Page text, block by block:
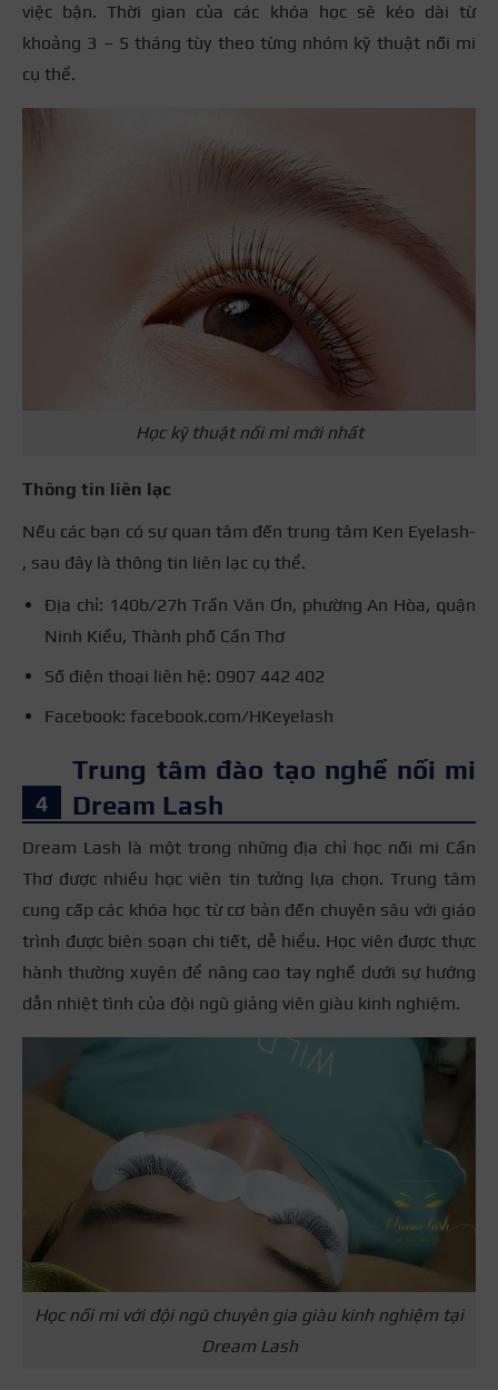
việc bận. Thời gian của các khóa học sẽ kéo dài từ
khoảng 3 – 5 tháng tùy theo từng nhóm kỹ thuật nối mi
cụ thể.
Học kỹ thuật nối mi mới nhất
Thông tin liên lạc
Nếu các bạn có sự quan tâm đến trung tâm Ken Eyelash-
, sau đây là thông tin liên lạc cụ thể.
Địa chỉ: 140b/27h Trần Văn Ơn, phường An Hòa, quận
Ninh Kiều, Thành phố Cần Thơ
Số điện thoại liên hệ: 0907 442 402
Facebook: facebook.com/HKeyelash
Trung tâm đào tạo nghề nối mi
Dream Lash
Dream Lash là một trong những địa chỉ học nối mi Cần
Thơ được nhiều học viên tin tưởng lựa chọn. Trung tâm
cung cấp các khóa học từ cơ bản đến chuyên sâu với giáo
trình được biên soạn chi tiết, dễ hiểu. Học viên được thực
hành thường xuyên để nâng cao tay nghề dưới sự hướng
dẫn nhiệt tình của đội ngũ giảng viên giàu kinh nghiệm.
Học nối mi với đội ngũ chuyên gia giàu kinh nghiệm tại
Dream Lash